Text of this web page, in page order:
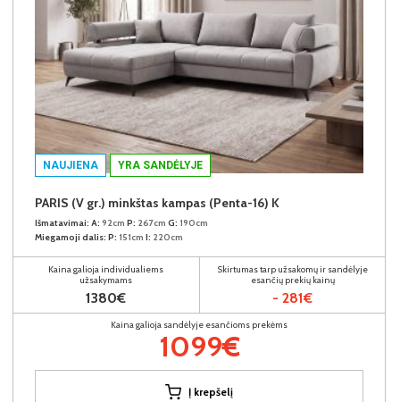
NAUJIENA YRA SANDĖLYJE
PARIS (V gr.) minkštas kampas (Penta-16) K
Išmatavimai: A: 92cm P: 267cm G: 190cm
Miegamoji dalis: P: 151cm I: 220cm
Kaina galioja individualiems
užsakymams
1380€
Skirtumas tarp užsakomų ir sandėlyje
esančių prekių kainų
- 281€
Kaina galioja sandėlyje esančioms prekėms
1099€
Į krepšelį